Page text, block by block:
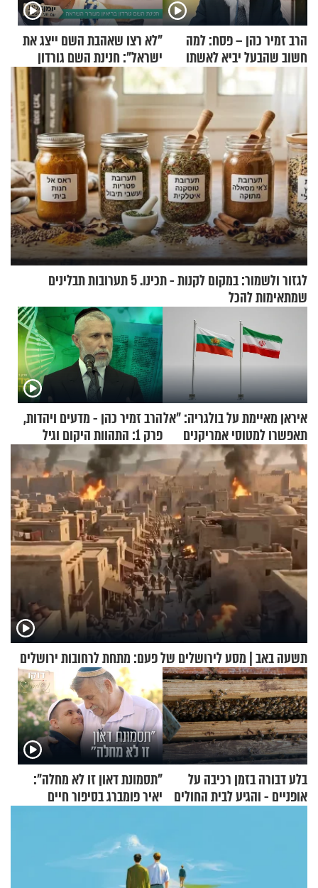
הרב זמיר כהן – פסח: למה
חשוב שהבעל יביא לאשתו
מתנה לחג?
"לא רצו שאהבת השם ייצג את
ישראל": חנינת השם גורדון
בריאיון מעורר השראה
לגזור ולשמור: במקום לקנות - תכינו. 5 תערובות תבלינים
שמתאימות להכל
איראן מאיימת על בולגריה: "אל
תאפשרו למטוסי אמריקנים
להמריא מהשטח שלכם"
הרב זמיר כהן - מדעים ויהדות,
פרק 1: התהוות היקום וגיל
העולם
תשעה באב | מסע לירושלים של פעם: מתחת לרחובות ירושלים
בלע דבורה בזמן רכיבה על
אופניים - והגיע לבית החולים
"תסמונת דאון זו לא מחלה":
יאיר פומברג בסיפור חיים